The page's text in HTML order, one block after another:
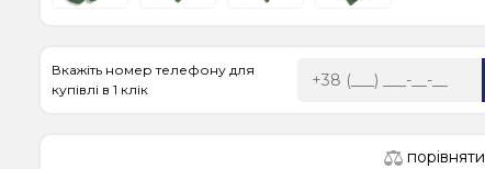
Вкажіть номер телефону для
купівлі в 1 клік
порівняти